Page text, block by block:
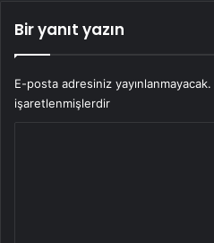
Bir yanıt yazın
E-posta adresiniz yayınlanmayacak.
işaretlenmişlerdir